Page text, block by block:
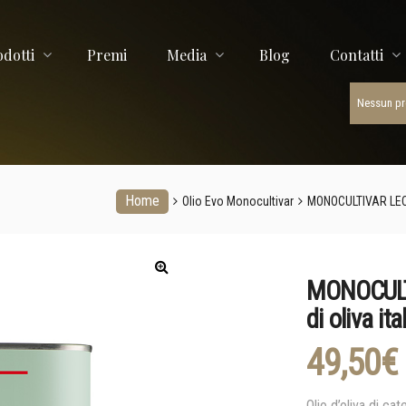
Premi Media Blog Contatti
Nessun
Home Olio Evo Monocultivar MONOCULTIVAR
di oliva
49,50€